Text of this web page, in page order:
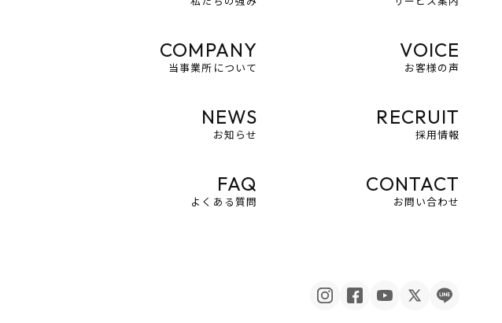
COMPANY
当事業所について
VOICE
お客様の声
NEWS
お知らせ
RECRUIT
採用情報
FAQ
よくある質問
CONTACT
お問い合わせ